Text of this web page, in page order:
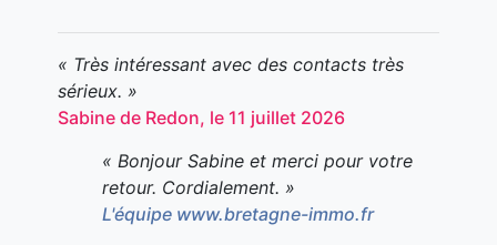
« Très intéressant avec des contacts très
sérieux. »
Sabine de Redon, le 11 juillet 2026
« Bonjour Sabine et merci pour votre
retour. Cordialement. »
L'équipe www.bretagne-immo.fr